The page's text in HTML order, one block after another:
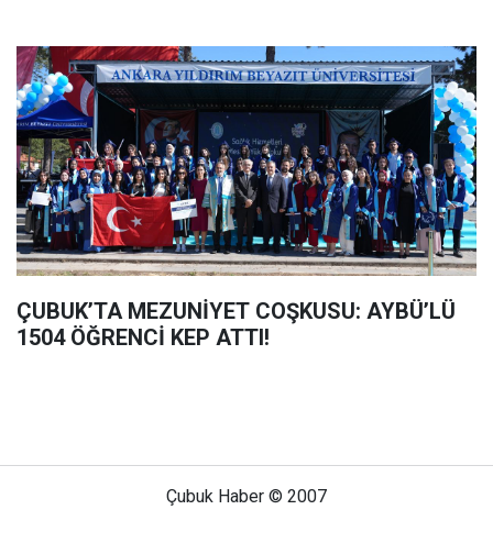
ÇUBUK’TA MEZUNİYET COŞKUSU: AYBÜ’LÜ
1504 ÖĞRENCİ KEP ATTI!
Çubuk Haber © 2007